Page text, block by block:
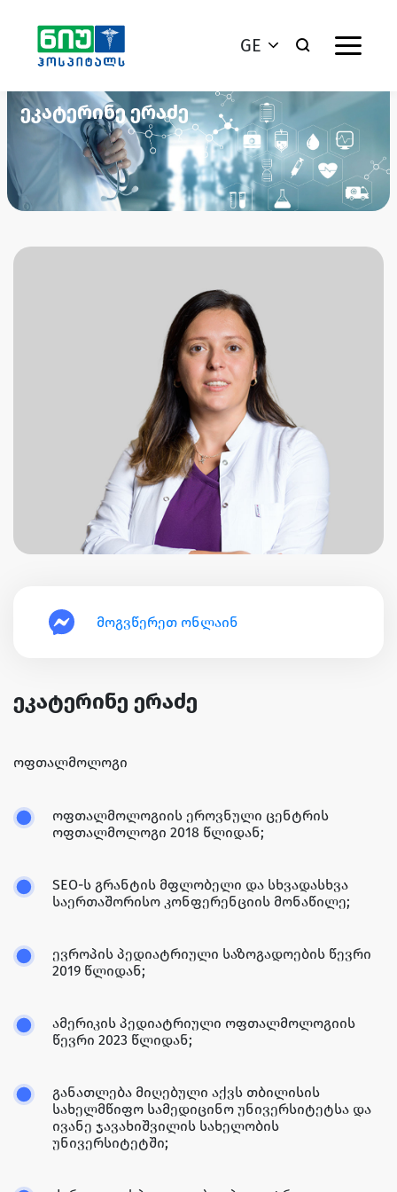
GE
ეკატერინე ერაძე
მოგვწერეთ ონლაინ
ეკატერინე ერაძე
ოფთალმოლოგი
ოფთალმოლოგიის ეროვნული ცენტრის
ოფთალმოლოგი 2018 წლიდან;
SEO-ს გრანტის მფლობელი და სხვადასხვა
საერთაშორისო კონფერენციის მონაწილე;
ევროპის პედიატრიული საზოგადოების წევრი
2019 წლიდან;
ამერიკის პედიატრიული ოფთალმოლოგიის
წევრი 2023 წლიდან;
განათლება მიღებული აქვს თბილისის
სახელმწიფო სამედიცინო უნივერსიტეტსა და
ივანე ჯავახიშვილის სახელობის
უნივერსიტეტში;